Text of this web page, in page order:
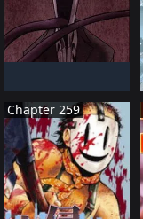
HàN QUốC
Đã HOàN THàNH
Chapter 259